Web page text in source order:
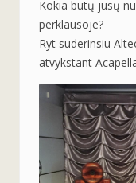
Kokia būtų jūsų
perklausoje?
Ryt suderinsiu
atvykstant